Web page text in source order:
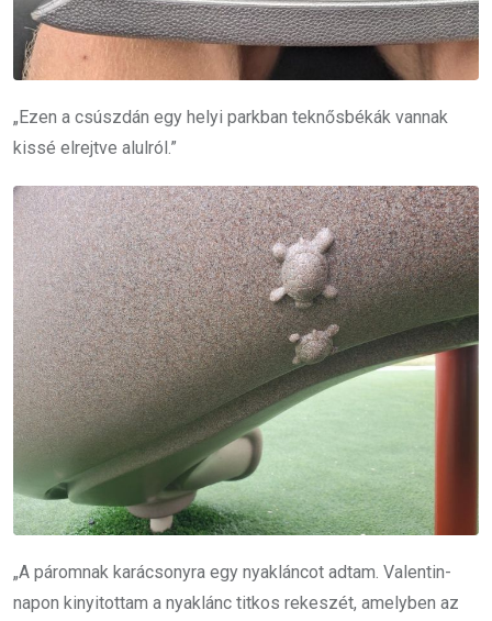
„Ezen a csúszdán egy helyi parkban teknősbékák vannak
kissé elrejtve alulról.”
„A páromnak karácsonyra egy nyakláncot adtam. Valentin-
napon kinyitottam a nyaklánc titkos rekeszét, amelyben az